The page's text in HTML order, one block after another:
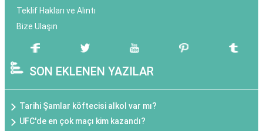
Teklif Hakları ve Alıntı
Bize Ulaşın
SON EKLENEN YAZILAR
Tarihi Şamlar köftecisi alkol var mı?
UFC'de en çok maçı kim kazandı?